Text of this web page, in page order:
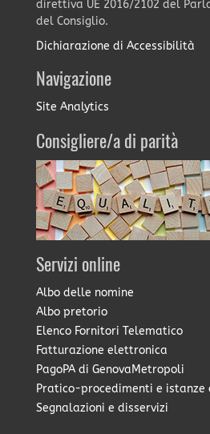
direttiva UE 2016/2102 del
del Consiglio.
Dichiarazione di Accessibilità
Navigazione
Site Analytics
Consigliere/a di parità
Servizi online
Albo delle nomine
Albo pretorio
Elenco Fornitori Telematico
Fatturazione elettronica
PagoPA di GenovaMetropoli
Pratico-procedimenti e istanze
Segnalazioni e disservizi